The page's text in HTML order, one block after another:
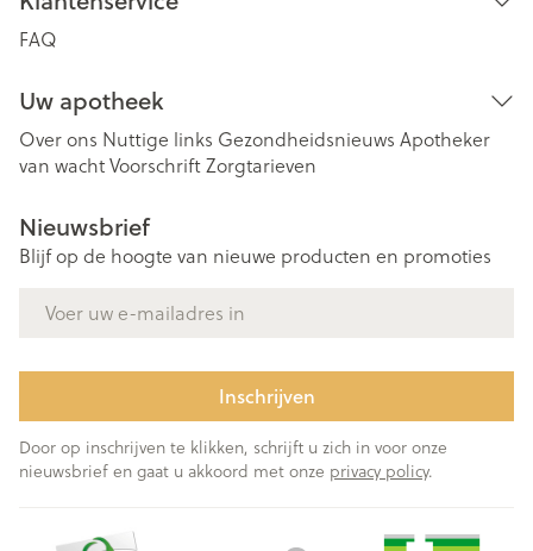
FAQ
Uw apotheek
Over ons Nuttige links Gezondheidsnieuws Apotheker
van wachtVoorschriftZorgtarieven
Nieuwsbrief
Blijf op de hoogte van nieuwe producten en promoties
Inschrijven
Door op inschrijven te klikken, schrijft u zich in voor onze
nieuwsbrief en gaat u akkoord met onze privacy policy.